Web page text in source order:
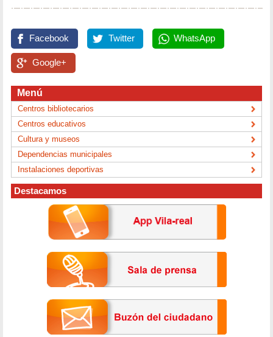
Facebook Twitter WhatsApp
Google+
Menú
Centros bibliotecarios
Centros educativos
Cultura y museos
Dependencias municipales
Instalaciones deportivas
Destacamos